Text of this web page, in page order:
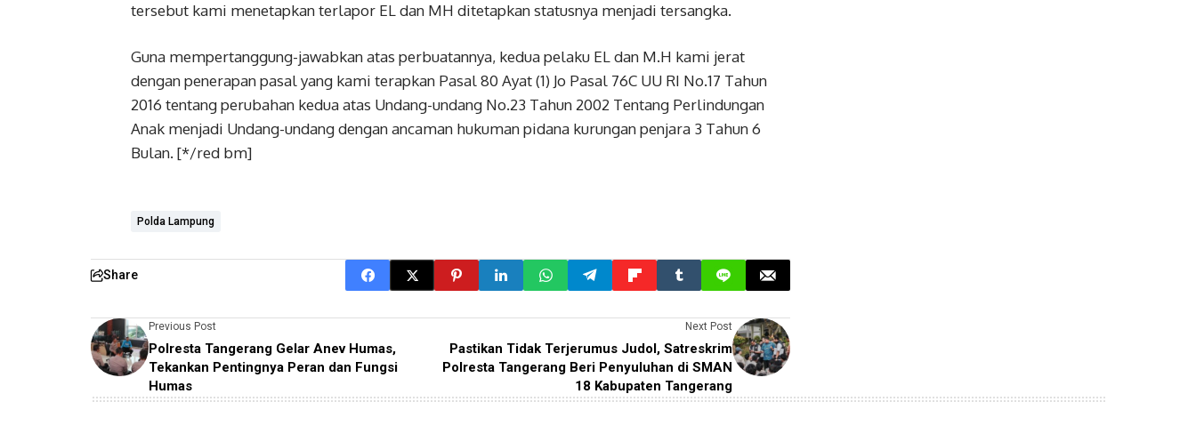
tersebut kami menetapkan terlapor EL dan MH ditetapkan statusnya menjadi tersangka.
Guna mempertanggung-jawabkan atas perbuatannya, kedua pelaku EL dan M.H kami jerat
dengan penerapan pasal yang kami terapkan Pasal 80 Ayat (1) Jo Pasal 76C UU RI No.17 Tahun
2016 tentang perubahan kedua atas Undang-undang No.23 Tahun 2002 Tentang Perlindungan
Anak menjadi Undang-undang dengan ancaman hukuman pidana kurungan penjara 3 Tahun 6
Bulan. [*/red bm]
Polda Lampung
Share
Previous Post
Polresta Tangerang Gelar Anev Humas,
Tekankan Pentingnya Peran dan Fungsi
Humas
Next Post
Pastikan Tidak Terjerumus Judol, Satreskrim
Polresta Tangerang Beri Penyuluhan di SMAN
18 Kabupaten Tangerang